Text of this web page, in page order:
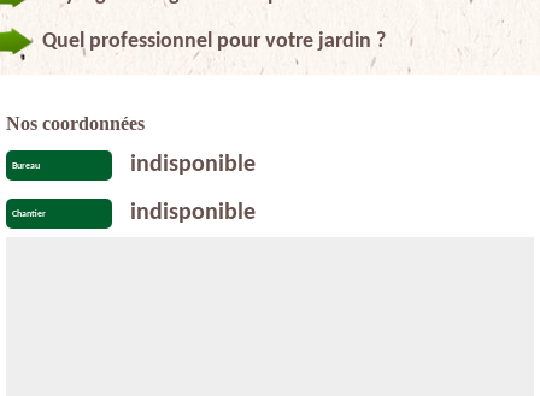
Quel professionnel pour votre jardin ?
Nos coordonnées
Bureau indisponible
Chantier indisponible